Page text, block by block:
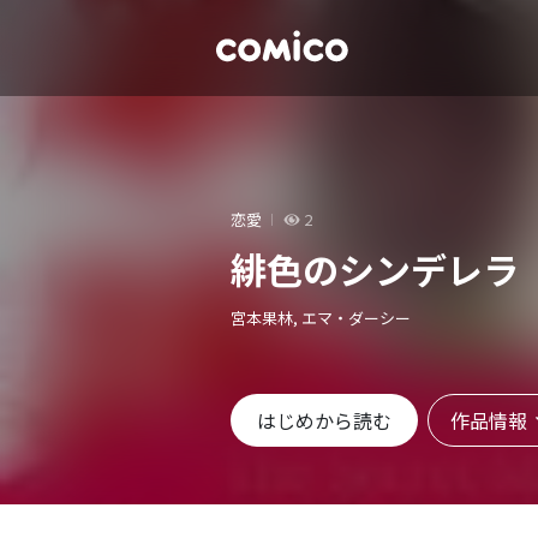
恋愛 2
緋色のシンデレラ
宮本果林, エマ・ダーシー
はじめから読む 作品情報